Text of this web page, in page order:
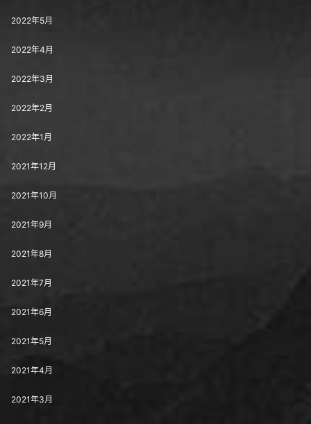
2022年5月
2022年4月
2022年3月
2022年2月
2022年1月
2021年12月
2021年10月
2021年9月
2021年8月
2021年7月
2021年6月
2021年5月
2021年4月
2021年3月